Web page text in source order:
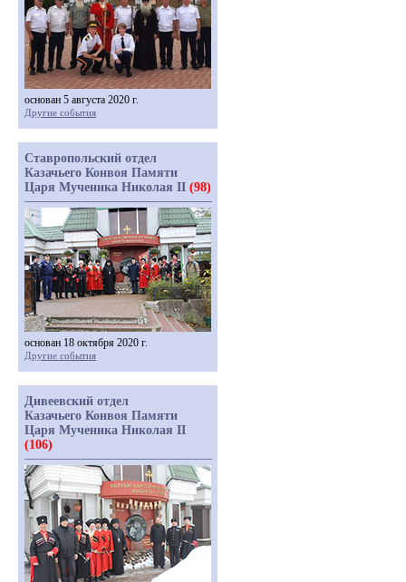
основан 5 августа 2020 г.
Другие события
Ставропольский отдел
Казачьего Конвоя Памяти
Царя Мученика Николая II (98)
основан 18 октября 2020 г.
Другие события
Дивеевский отдел
Казачьего Конвоя Памяти
Царя Мученика Николая II
(106)